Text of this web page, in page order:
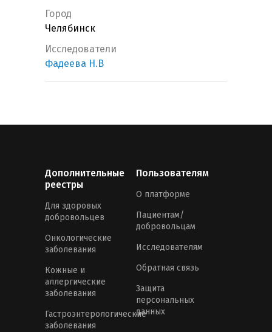
Город
Челябинск
Исследователи
Фадеева Н.В
Дополнительные
реестры
Для здоровых
добровольцев
Онкологические
заболевания
Кожные и
аллергические
заболевания
Гастроэнтерологические
заболевания
Пользователям
О платформе
Пациентам/
добровольцам
Исследователям
Обратная связь
Защита
персональных
данных